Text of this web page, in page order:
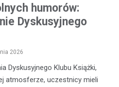
humorów:
Dyskusyjnego
2026
Dyskusyjnego Klubu Książki,
atmosferze, uczestnicy mieli